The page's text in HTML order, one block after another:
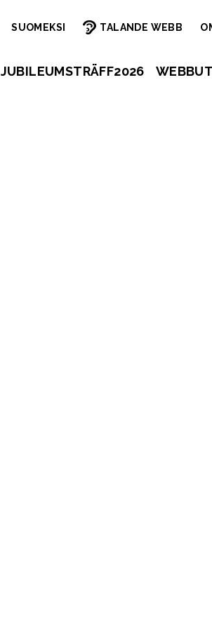
SUOMEKSI TALANDE WEBB
JUBILEUMSTRÄFF2026